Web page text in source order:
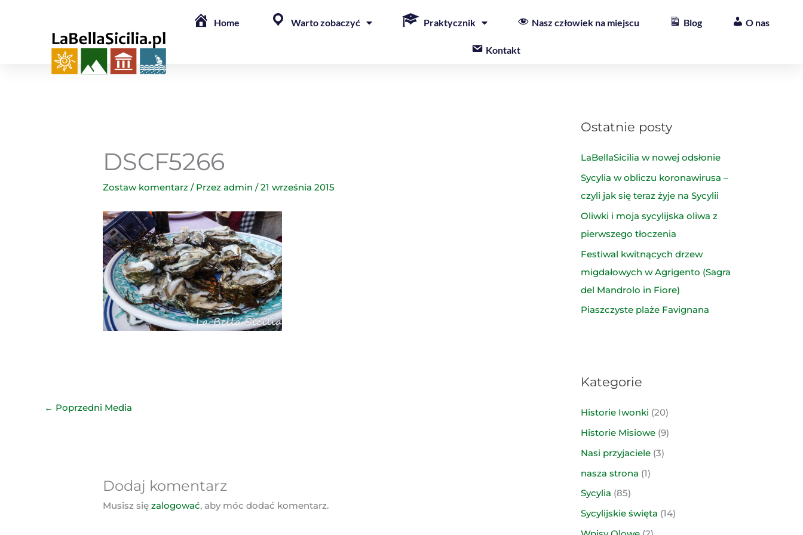
Home Warto zobaczyć Praktycznik Nasz człowiek na miejscu Blog O nas
Kontakt
DSCF5266
Zostaw komentarz / Przezadmin/21 września 2015
← Poprzedni Media
Dodaj komentarz
Musisz sięzalogować, aby móc dodać komentarz.
Ostatnie posty
LaBellaSicilia w nowej odsłonie
Sycylia w obliczu koronawirusa –
czyli jak się teraz żyje na Sycylii
Oliwki i moja sycylijska oliwa z
pierwszego tłoczenia
Festiwal kwitnących drzew
migdałowych w Agrigento (Sagra
del Mandrolo in Fiore)
Piaszczyste plaże Favignana
Kategorie
Historie Iwonki (20)
Historie Misiowe (9)
Nasi przyjaciele (3)
nasza strona (1)
Sycylia (85)
Sycylijskie święta (14)